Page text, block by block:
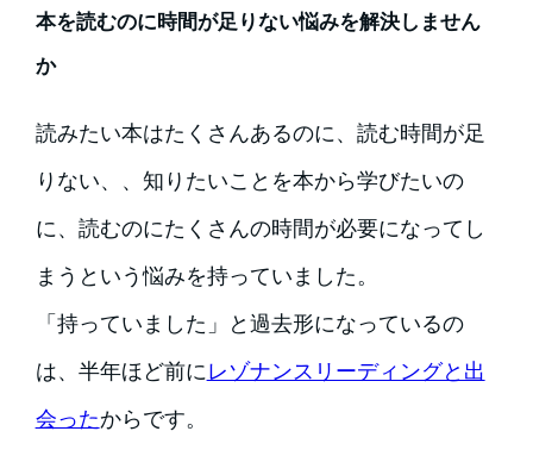
本を読むのに時間が足りない悩みを解決しません
か
読みたい本はたくさんあるのに、読む時間が足
りない、、知りたいことを本から学びたいの
に、読むのにたくさんの時間が必要になってし
まうという悩みを持っていました。
「持っていました」と過去形になっているの
は、半年ほど前にレゾナンスリーディングと出
会ったからです。